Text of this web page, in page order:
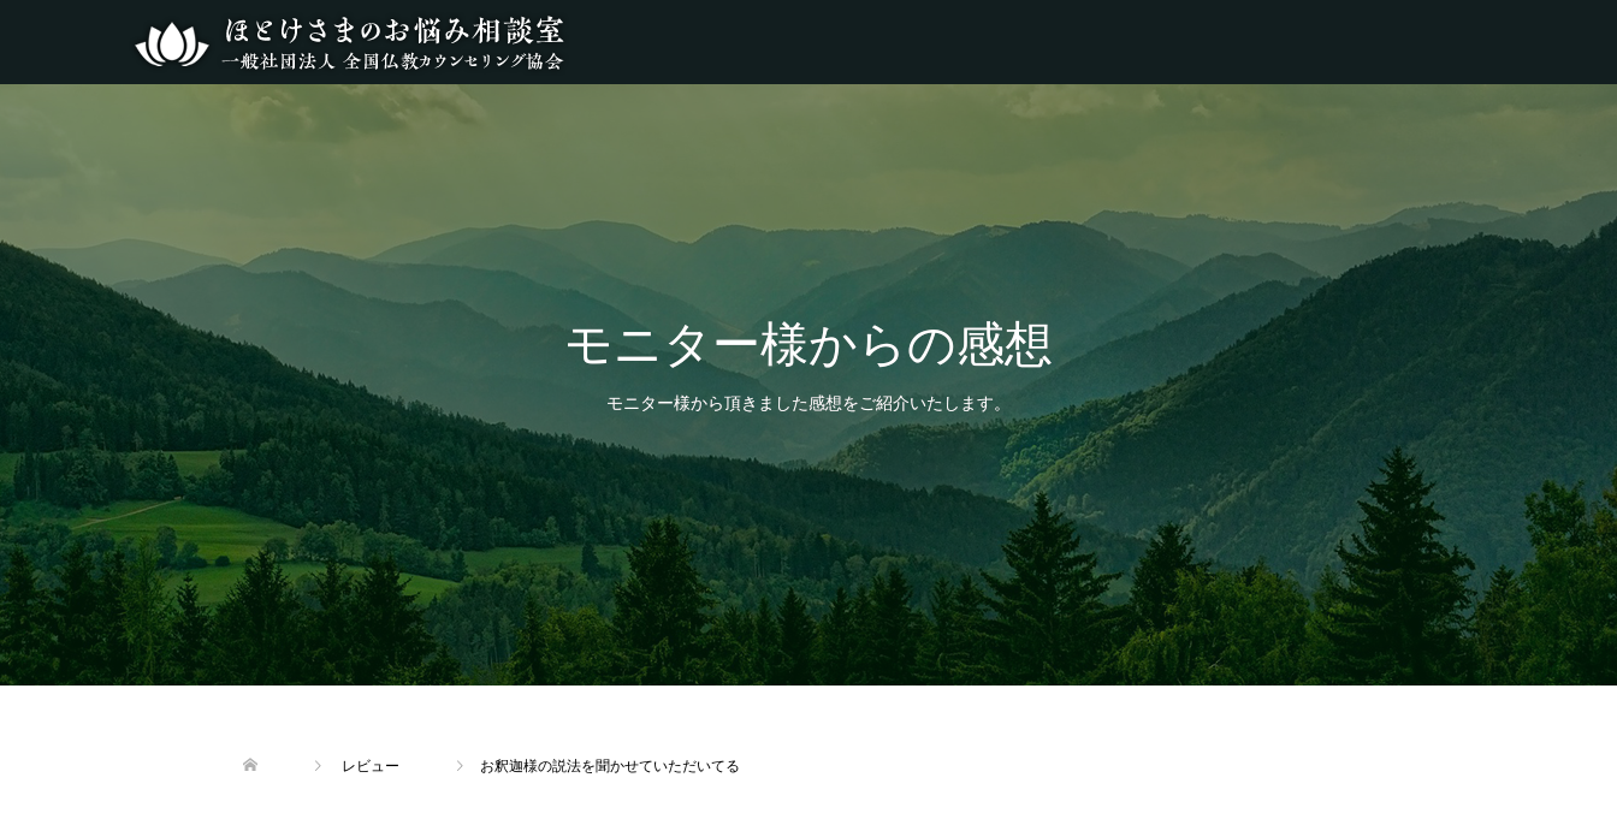
モニター様からの感想
モニター様から頂きました感想をご紹介いたします。
レビュー お釈迦様の説法を聞かせていただいてる